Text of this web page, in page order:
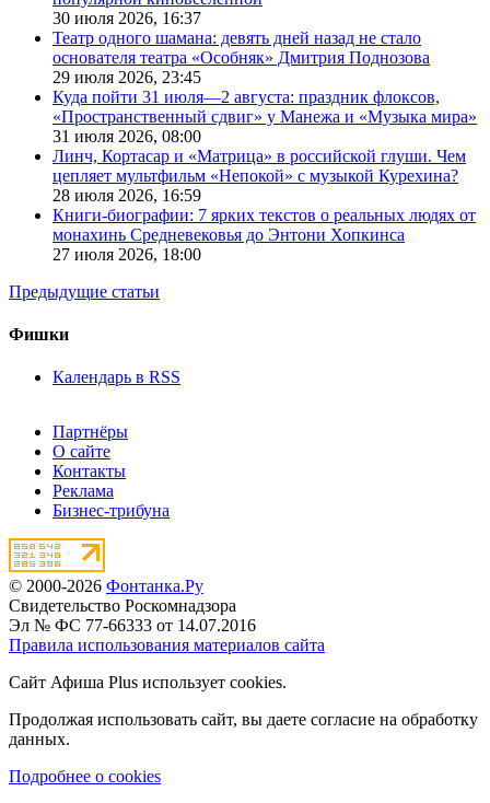
30 июля 2026, 16:37
Театр одного шамана: девять дней назад не стало
основателя театра «Особняк» Дмитрия Поднозова
29 июля 2026, 23:45
Куда пойти 31 июля—2 августа: праздник флоксов,
«Пространственный сдвиг» у Манежа и «Музыка мира»
31 июля 2026, 08:00
Линч, Кортасар и «Матрица» в российской глуши. Чем
цепляет мультфильм «Непокой» с музыкой Курехина?
28 июля 2026, 16:59
Книги-биографии: 7 ярких текстов о реальных людях от
монахинь Средневековья до Энтони Хопкинса
27 июля 2026, 18:00
Предыдущие статьи
Фишки
Календарь в RSS
Партнёры
О сайте
Контакты
Реклама
Бизнес-трибуна
© 2000-2026 Фонтанка.Ру
Свидетельство Роскомнадзора
Эл № ФС 77-66333 от 14.07.2016
Правила использования материалов сайта
Сайт Афиша Plus использует cookies.
Продолжая использовать сайт, вы даете согласие на обработку
данных.
Подробнее о cookies